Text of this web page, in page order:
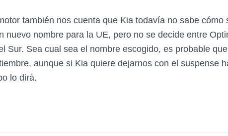
también nos cuenta que Kia todavía no sabe
nuevo nombre para la UE, pero no se decide entre
Sur. Sea cual sea el nombre escogido, es probable
aunque si Kia quiere dejarnos con el suspense
lo dirá.